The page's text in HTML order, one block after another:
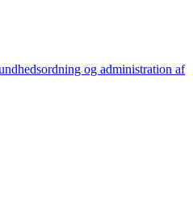
og administration af